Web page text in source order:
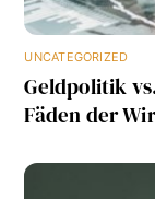
UNCATEGORIZED
Geldpolitik
Fäden der